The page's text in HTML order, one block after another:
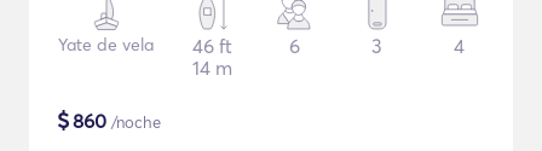
Yate de vela
46 ft
14 m
6 3 4
$860 /noche